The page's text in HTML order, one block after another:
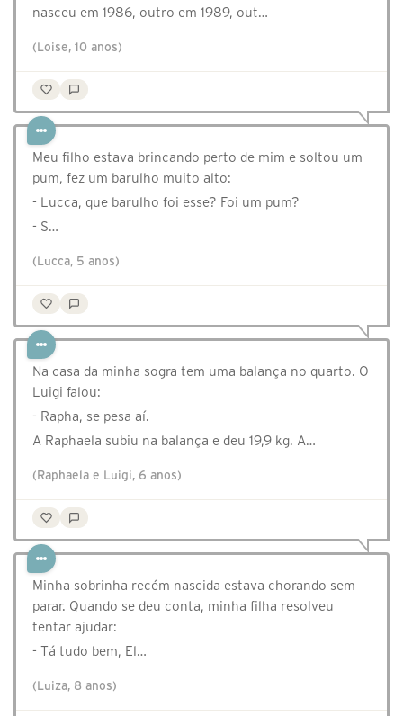
nasceu em 1986, outro em 1989, out…
(Loise, 10 anos)
Meu filho estava brincando perto de mim e soltou um
pum, fez um barulho muito alto:
- Lucca, que barulho foi esse? Foi um pum?
- S…
(Lucca, 5 anos)
Na casa da minha sogra tem uma balança no quarto. O
Luigi falou:
- Rapha, se pesa aí.
A Raphaela subiu na balança e deu 19,9 kg. A…
(Raphaela e Luigi, 6 anos)
Minha sobrinha recém nascida estava chorando sem
parar. Quando se deu conta, minha filha resolveu
tentar ajudar:
- Tá tudo bem, El…
(Luiza, 8 anos)